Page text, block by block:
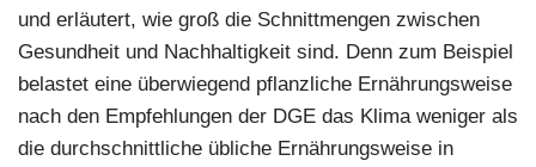
und erläutert, wie groß die Schnittmengen zwischen
Gesundheit und Nachhaltigkeit sind. Denn zum Beispiel
belastet eine überwiegend pflanzliche Ernährungsweise
nach den Empfehlungen der DGE das Klima weniger als
die durchschnittliche übliche Ernährungsweise in